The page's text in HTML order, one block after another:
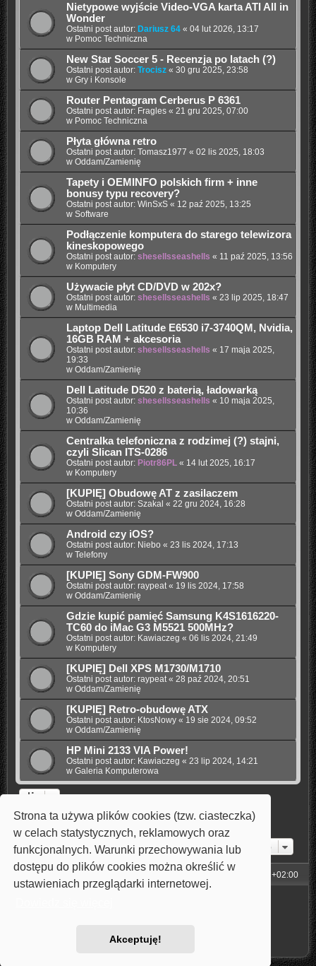
Strona ta używa plików cookies (tzw. ciasteczka)
w celach statystycznych, reklamowych oraz
funkcjonalnych. Warunki przechowywania lub
dostępu do plików cookies można określić w
ustawieniach przeglądarki internetowej.
Akceptuję!
Nietypowe wyjście Video-VGA karta ATI All in
Wonder
Ostatni post autor: Dariusz 64« 04 lut 2026, 13:17
w Pomoc Techniczna
New Star Soccer 5 - Recenzja po latach (?)
Ostatni post autor: Trocisz« 30 gru 2025, 23:58
w Gry i Konsole
Router Pentagram Cerberus P 6361
Ostatni post autor: Fragles« 21 gru 2025, 07:00
w Pomoc Techniczna
Płyta główna retro
Ostatni post autor: Tomasz1977 « 02 lis 2025, 18:03
w Oddam/Zamienię
Tapety i OEMINFO polskich firm + inne
bonusy typu recovery?
Ostatni post autor: WinSxS« 12 paź 2025, 13:25
w Software
Podłączenie komputera do starego telewizora
kineskopowego
Ostatni post autor: shesellsseashells « 11 paź 2025, 13:56
w Komputery
Używacie płyt CD/DVD w 202x?
Ostatni post autor: shesellsseashells « 23 lip 2025, 18:47
w Multimedia
Laptop Dell Latitude E6530 i7-3740QM, Nvidia,
16GB RAM + akcesoria
Ostatni post autor: shesellsseashells « 17 maja 2025,
19:33
w Oddam/Zamienię
Dell Latitude D520 z baterią, ładowarką
Ostatni post autor: shesellsseashells « 10 maja 2025,
10:36
w Oddam/Zamienię
Centralka telefoniczna z rodzimej (?) stajni,
czyli Slican ITS-0286
Ostatni post autor: Piotr86PL« 14 lut 2025, 16:17
w Komputery
[KUPIĘ] Obudowę AT z zasilaczem
Ostatni post autor: Szakal « 22 gru 2024, 16:28
w Oddam/Zamienię
Android czy iOS?
Ostatni post autor: Niebo « 23 lis 2024, 17:13
w Telefony
[KUPIĘ] Sony GDM-FW900
Ostatni post autor: raypeat« 19 lis 2024, 17:58
w Oddam/Zamienię
Gdzie kupić pamięć Samsung K4S1616220-
TC60 do iMac G3 M5521 500MHz?
Ostatni post autor: Kawiaczeg « 06 lis 2024, 21:49
w Komputery
[KUPIĘ] Dell XPS M1730/M1710
Ostatni post autor: raypeat« 28 paź 2024, 20:51
w Oddam/Zamienię
[KUPIĘ] Retro-obudowę ATX
Ostatni post autor: KtosNowy« 19 sie 2024, 09:52
w Oddam/Zamienię
HP Mini 2133 VIA Power!
Ostatni post autor: Kawiaczeg « 23 lip 2024, 14:21
w Galeria Komputerowa
Znaleziono 110 wyników 1 2 3 4 5 Następna
Przejdź do
Strona główna UTC+02:00